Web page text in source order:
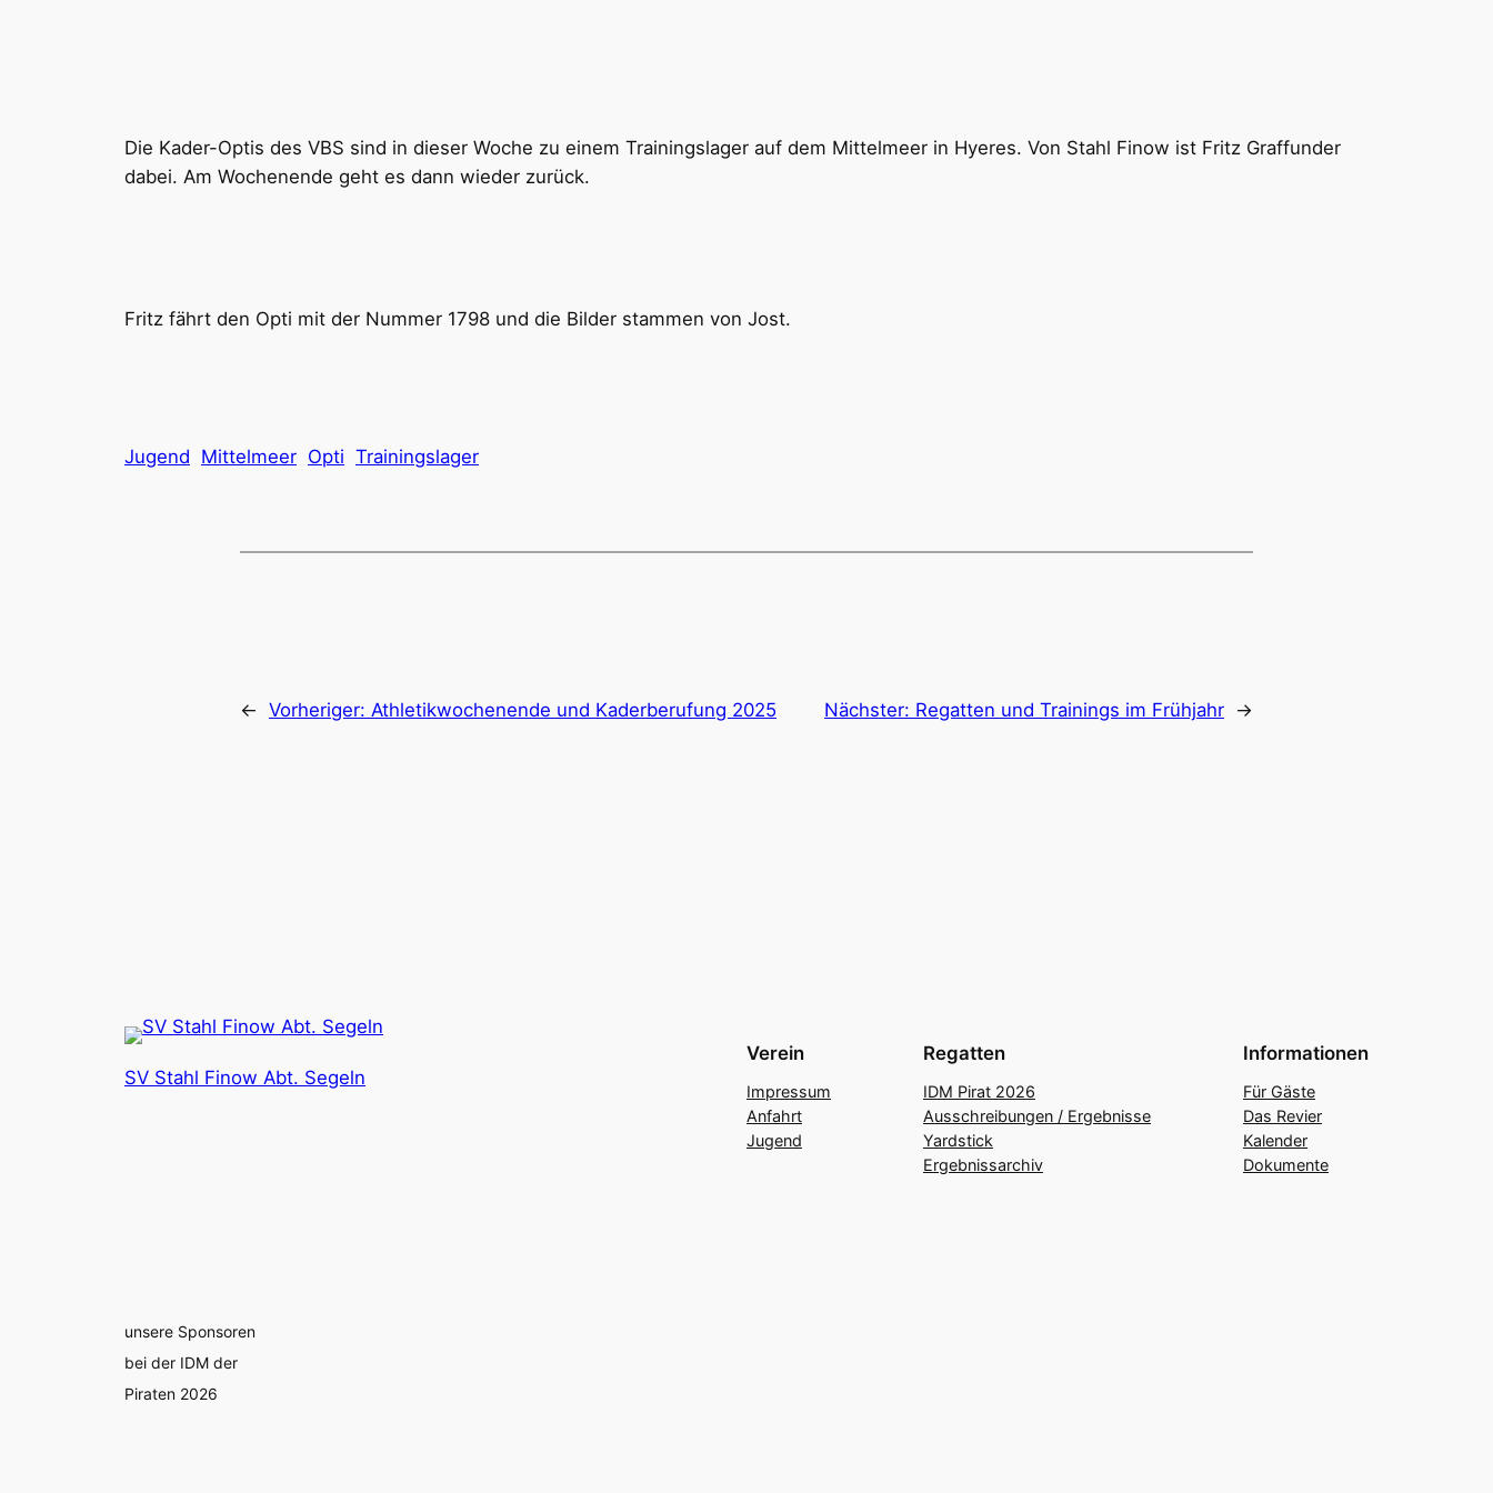
Die Kader-Optis des VBS sind in dieser Woche zu einem Trainingslager auf dem Mittelmeer in Hyeres. Von Stahl Finow ist Fritz Graffunder
dabei. Am Wochenende geht es dann wieder zurück.
Fritz fährt den Opti mit der Nummer 1798 und die Bilder stammen von Jost.
Jugend Mittelmeer Opti Trainingslager
← Vorheriger: Athletikwochenende und Kaderberufung 2025 Nächster: Regatten und Trainings im Frühjahr →
SV Stahl Finow Abt. Segeln
Verein
Impressum
Anfahrt
Jugend
Regatten
IDM Pirat 2026
Ausschreibungen / Ergebnisse
Yardstick
Ergebnissarchiv
Informationen
Für Gäste
Das Revier
Kalender
Dokumente
unsere Sponsoren
bei der IDM der
Piraten 2026